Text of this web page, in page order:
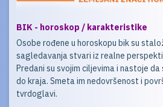
BIK - horoskop / karakteristike
Osobe rođene u horoskopu bik su
sagledavanja stvari iz realne
Predani su svojim ciljevima i nastoje
do kraja. Smeta im nedovršenost i
tvrdoglavi.